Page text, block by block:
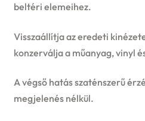
beltéri elemeihez.
Visszaállítja az eredeti
konzerválja a műanyag, vinyl
A végső hatás szaténszerű
megjelenés nélkül.